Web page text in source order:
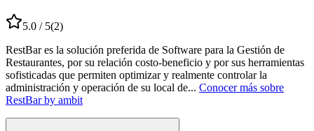
5.0 / 5(2)
RestBar es la solución preferida de Software para la Gestión de
Restaurantes, por su relación costo-beneficio y por sus herramientas
sofisticadas que permiten optimizar y realmente controlar la
administración y operación de su local de... Conocer más sobre
RestBar by ambit